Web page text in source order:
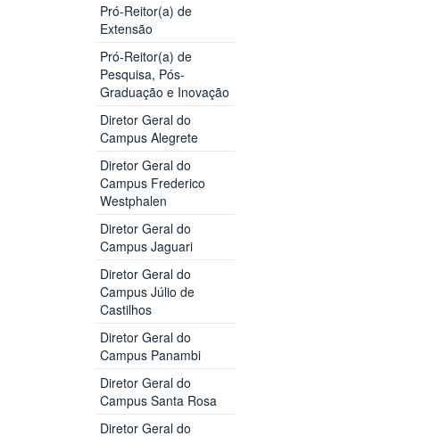
Pró-Reitor(a) de
Extensão
Pró-Reitor(a) de
Pesquisa, Pós-
Graduação e Inovação
Diretor Geral do
Campus Alegrete
Diretor Geral do
Campus Frederico
Westphalen
Diretor Geral do
Campus Jaguari
Diretor Geral do
Campus Júlio de
Castilhos
Diretor Geral do
Campus Panambi
Diretor Geral do
Campus Santa Rosa
Diretor Geral do